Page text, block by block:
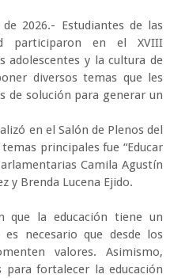
2026.- Estudiantes de las
participaron en el XVIII
adolescentes y la cultura de
diversos temas que les
de solución para generar un
en el Salón de Plenos del
principales fue “Educar
Camila Agustín
y Brenda Lucena Ejido.
que la educación tiene un
necesario que desde los
valores. Asimismo,
fortalecer la educación